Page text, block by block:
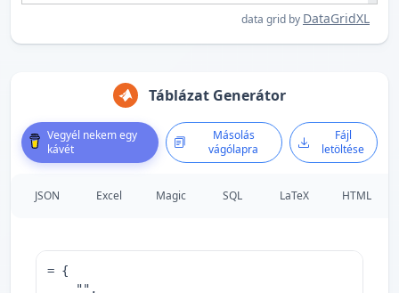
data grid by DataGridXL
Táblázat Generátor
Vegyél nekem egy
kávét
Másolás
vágólapra
Fájl
letöltése
JSON Excel Magic SQL LaTeX HTML